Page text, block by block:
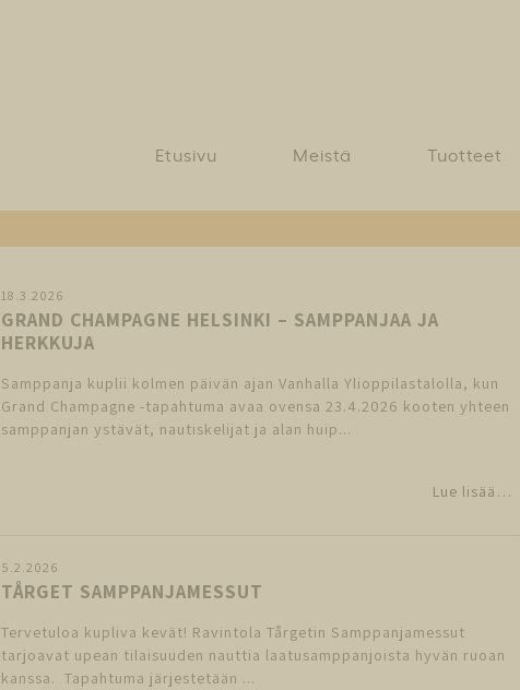
Etusivu Meistä Tuotteet
18.3.2026
GRAND CHAMPAGNE HELSINKI – SAMPPANJAA JA
HERKKUJA
Samppanja kuplii kolmen päivän ajan Vanhalla Ylioppilastalolla, kun
Grand Champagne -tapahtuma avaa ovensa 23.4.2026 kooten yhteen
samppanjan ystävät, nautiskelijat ja alan huip...
Lue lisää…
5.2.2026
TÅRGET SAMPPANJAMESSUT
Tervetuloa kupliva kevät! Ravintola Tårgetin Samppanjamessut
tarjoavat upean tilaisuuden nauttia laatusamppanjoista hyvän ruoan
kanssa. Tapahtuma järjestetään ...